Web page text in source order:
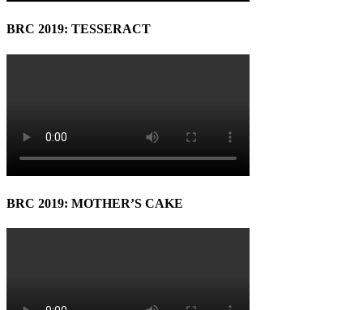
BRC 2019: TESSERACT
BRC 2019: MOTHER’S CAKE